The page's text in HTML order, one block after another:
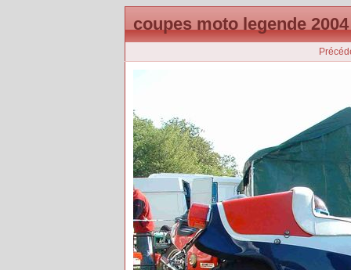
coupes moto legende 2004